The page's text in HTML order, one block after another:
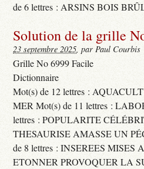
de 6 lettres : ARSINS BOIS
Solution de la grille
23 septembre 2025, par Paul Courbis
Grille No 6999 Facile
Dictionnaire
Mot(s) de 12 lettres :
MER Mot(s) de 11 lettres :
lettres : POPULARITE
THESAURISE AMASSE UN
de 8 lettres : INSEREES
ETONNER PROVOQUER LA